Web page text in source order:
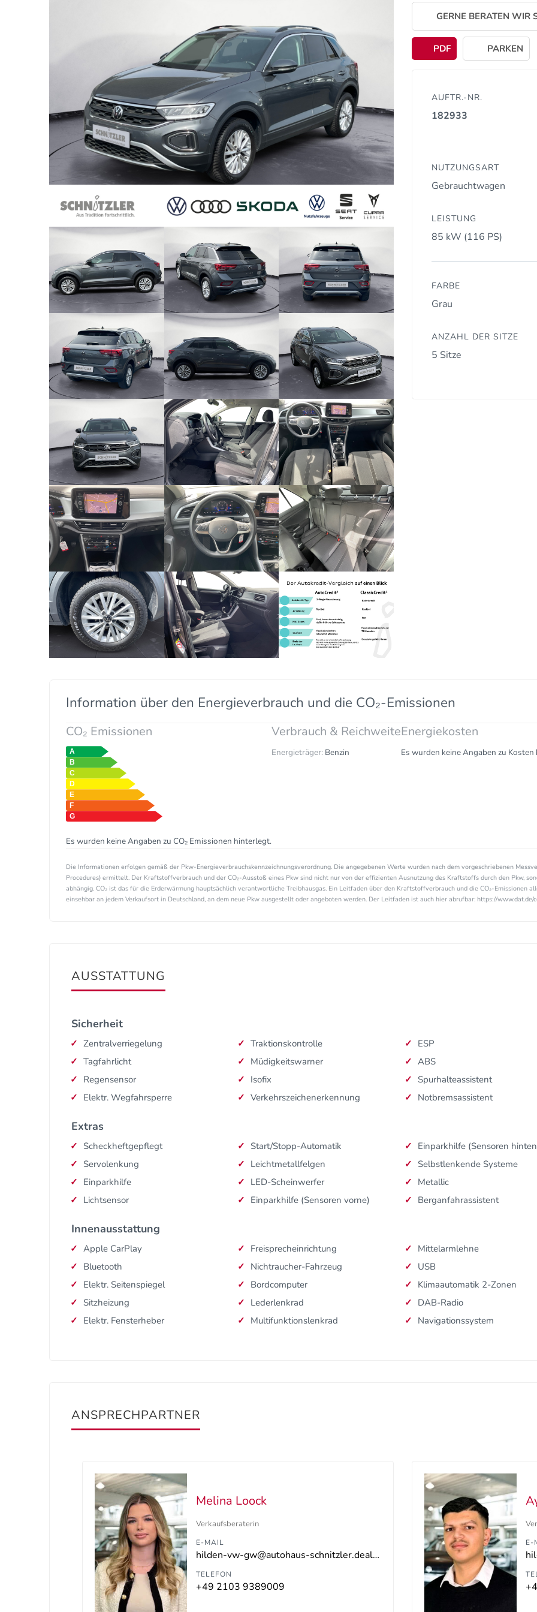
GERNE BERATEN WIR
PDF PARKEN
AUFTR.-NR.
182933
NUTZUNGSART
Gebrauchtwagen
LEISTUNG
85 kW (116 PS)
FARBE
Grau
ANZAHL DER SITZE
5 Sitze
Information über den Energieverbrauch und die CO₂-Emissionen
CO₂ Emissionen
Es wurden keine Angaben zu CO₂ Emissionen hinterlegt.
Verbrauch & Reichweite
Energieträger: Benzin
Energiekosten
Es wurden keine Angaben zu
Die Informationen erfolgen gemäß der Pkw-Energieverbrauchskennzeichnungsverordnung. Die angegebenen Werte wurden nach dem vorgeschriebenen
Procedures) ermittelt. Der Kraftstoffverbrauch und der CO₂-Ausstoß eines Pkw sind nicht nur von der effizienten Ausnutzung des Kraftstoffs durch den Pkw,
abhängig. CO₂ ist das für die Erderwärmung hauptsächlich verantwortliche Treibhausgas. Ein Leitfaden über den Kraftstoffverbrauch und die CO₂-Emissionen
einsehbar an jedem Verkaufsort in Deutschland, an dem neue Pkw ausgestellt oder angeboten werden. Der Leitfaden ist auch hier abrufbar: https://www.dat.de/
AUSSTATTUNG
Sicherheit
Zentralverriegelung
Tagfahrlicht
Regensensor
Elektr. Wegfahrsperre
Traktionskontrolle
Müdigkeitswarner
Isofix
Verkehrszeichenerkennung
ESP
ABS
Spurhalteassistent
Notbremsassistent
Extras
Scheckheftgepflegt
Servolenkung
Einparkhilfe
Lichtsensor
Start/Stopp-Automatik
Leichtmetallfelgen
LED-Scheinwerfer
Einparkhilfe (Sensoren vorne)
Einparkhilfe (Sensoren
Selbstlenkende Systeme
Metallic
Berganfahrassistent
Innenausstattung
Apple CarPlay
Bluetooth
Elektr. Seitenspiegel
Sitzheizung
Elektr. Fensterheber
Freisprecheinrichtung
Nichtraucher-Fahrzeug
Bordcomputer
Lederlenkrad
Multifunktionslenkrad
Mittelarmlehne
USB
Klimaautomatik 2-Zonen
DAB-Radio
Navigationssystem
ANSPRECHPARTNER
Melina Loock
Verkaufsberaterin
E-MAIL
hilden-vw-gw@autohaus-schnitzler.dealerdesk.de
TELEFON
+49 2103 9389009
E-